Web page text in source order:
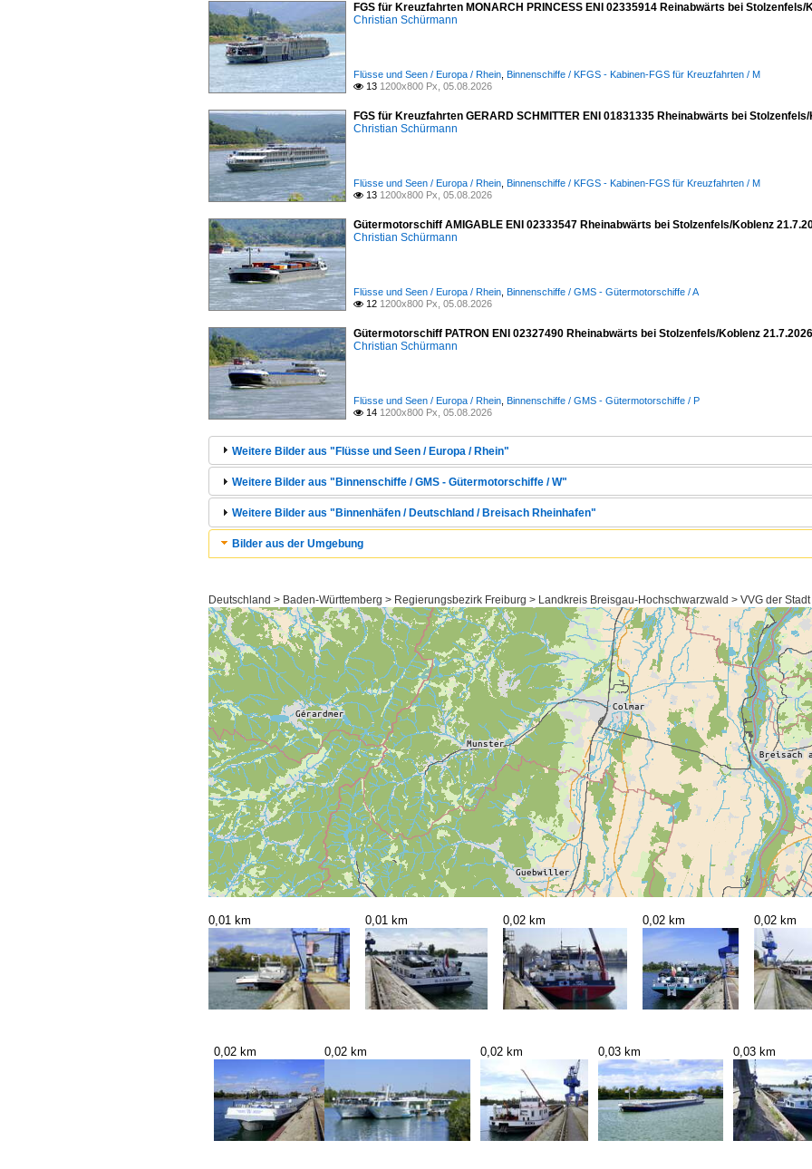
FGS für Kreuzfahrten MONARCH PRINCESS ENI 02335914 Reinabwärts bei Stolzenfels/
Christian Schürmann
Flüsse und Seen / Europa / Rhein Binnenschiffe / KFGS - Kabinen-FGS für Kreuzfahrten / M
 13 1200x800 Px, 05.08.2026
FGS für Kreuzfahrten GERARD SCHMITTER ENI 01831335 Rheinabwärts bei
Christian Schürmann
Flüsse und Seen / Europa / Rhein Binnenschiffe / KFGS - Kabinen-FGS für Kreuzfahrten / M
 13 1200x800 Px, 05.08.2026
Gütermotorschiff AMIGABLE ENI 02333547 Rheinabwärts bei Stolzenfels/Koblenz
Christian Schürmann
Flüsse und Seen / Europa / Rhein Binnenschiffe / GMS - Gütermotorschiffe / A
 12 1200x800 Px, 05.08.2026
Gütermotorschiff PATRON ENI 02327490 Rheinabwärts bei Stolzenfels/Koblenz 21.7.2026
Christian Schürmann
Flüsse und Seen / Europa / Rhein Binnenschiffe / GMS - Gütermotorschiffe / P
 14 1200x800 Px, 05.08.2026
Weitere Bilder aus "Flüsse und Seen / Europa / Rhein"
Weitere Bilder aus "Binnenschiffe / GMS - Gütermotorschiffe / W"
Weitere Bilder aus "Binnenhäfen / Deutschland / Breisach Rheinhafen"
Bilder aus der Umgebung
Deutschland > Baden-Württemberg > Regierungsbezirk Freiburg > Landkreis Breisgau-Hochschwarzwald > VVG der
0,01 km 0,01 km 0,02 km 0,02 km 0,02 km
0,02 km 0,02 km 0,02 km 0,03 km 0,03 km